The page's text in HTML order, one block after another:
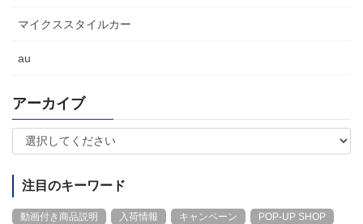
マイクススタイルカー
au
アーカイブ
注目のキーワード
動画付き商品説明 入荷情報 キャンペーン POP-UP SHOP